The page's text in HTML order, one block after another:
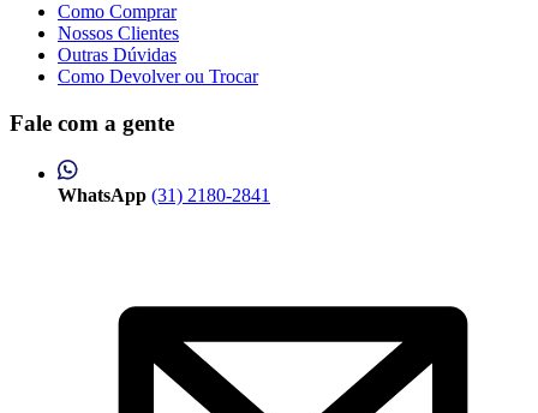
Como Comprar
Nossos Clientes
Outras Dúvidas
Como Devolver ou Trocar
Fale com a gente
WhatsApp (31) 2180-2841